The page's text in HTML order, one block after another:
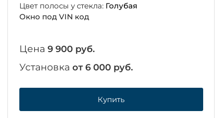
Цвет полосы у стекла: Голубая
Окно под VIN код
Цена 9 900 руб.
Установка от 6 000 руб.
Купить